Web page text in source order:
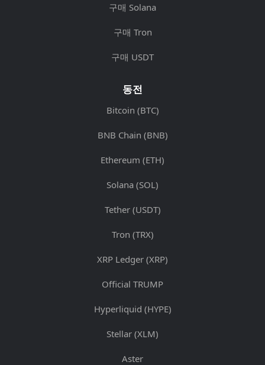
구매 Solana
구매 Tron
구매 USDT
동전
Bitcoin (BTC)
BNB Chain (BNB)
Ethereum (ETH)
Solana (SOL)
Tether (USDT)
Tron (TRX)
XRP Ledger (XRP)
Official TRUMP
Hyperliquid (HYPE)
Stellar (XLM)
Aster